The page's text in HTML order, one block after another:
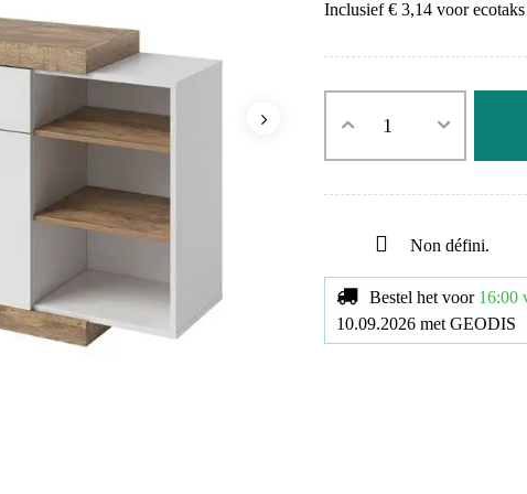
Inclusief € 3,14 voor ecotaks
Non défini.
Bestel het voor 16:00
10.09.2026 met GEODIS